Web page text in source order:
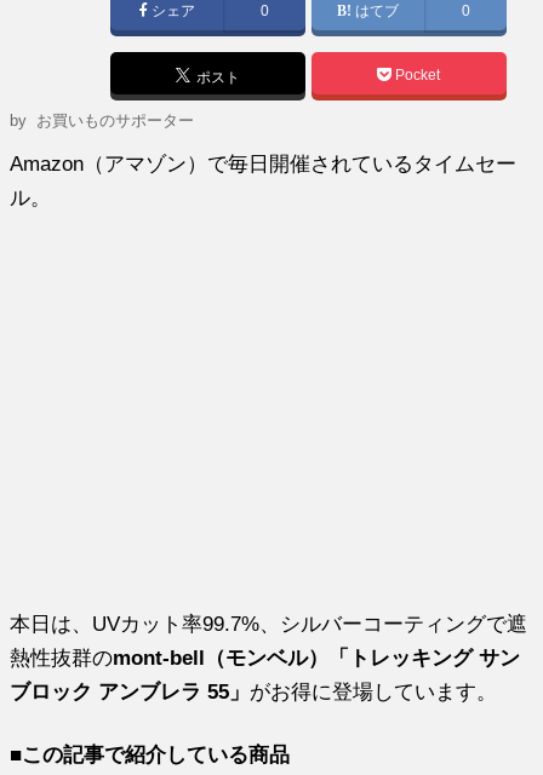
シェア 0 はてブ 0
ポスト Pocket
by お買いものサポーター
Amazon（アマゾン）で毎日開催されているタイムセー
ル。
本日は、UVカット率99.7%、シルバーコーティングで遮
熱性抜群のmont-bell（モンベル）「トレッキング サン
ブロック アンブレラ 55」 がお得に登場しています。
■この記事で紹介している商品